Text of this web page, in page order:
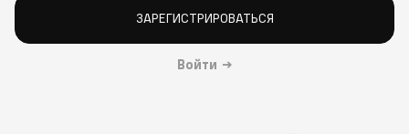
ЗАРЕГИСТРИРОВАТЬСЯ
Войти →